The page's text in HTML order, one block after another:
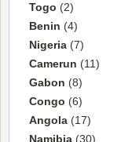
Togo (2)
Benin (4)
Nigeria (7)
Camerun (11)
Gabon (8)
Congo (6)
Angola (17)
Namibia (30)